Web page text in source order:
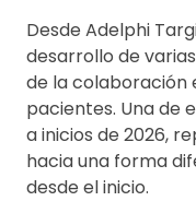
Desde Adelphi
desarrollo de
de la colaboración
pacientes. Una de
a inicios de 2026,
hacia una forma
desde el inicio.